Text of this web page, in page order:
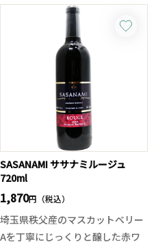
醪を低温発酵させたあと減圧蒸留
で仕上げて、軽快な味わいと吟醸
酒のような香りを際立たせていま
す。そして、割り水は垂水の温泉
水（超軟水）を使用して口当たり
をさらになめらかに。暑い日にロ
ックや水割りで美味しく楽しめる
爽やかな焼酎です。
SASANAMI ササナミルージュ
720ml
1,870円（税込）
埼玉県秩父産のマスカットベリー
Aを丁寧にじっくりと醸した赤ワ